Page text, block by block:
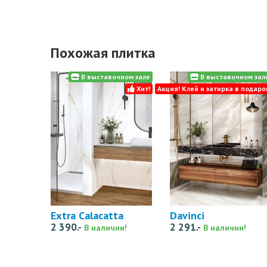
Похожая плитка
Extra Calacatta
2 390.- В наличии!
В выставочном зале
Хит!
Davinci
2 291.- В наличии!
В выставочном
Акция! Клей и затирка в